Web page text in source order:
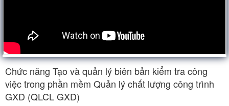
Chức năng Tạo và quản lý biên bản kiểm tra công
việc trong phần mềm Quản lý chất lượng công trình
GXD (QLCL GXD)